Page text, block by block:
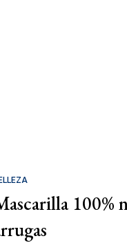
100%